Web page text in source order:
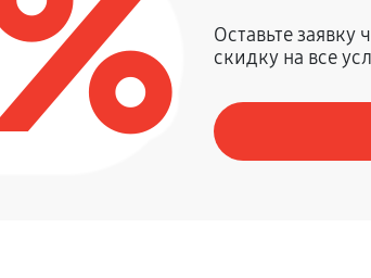
540 руб
Оставьте
скидку на все